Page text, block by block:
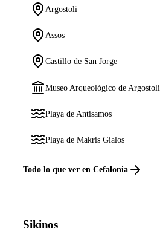
Argostoli
Assos
Castillo de San Jorge
Museo Arqueológico de Argostoli
Playa de Antisamos
Playa de Makris Gialos
Todo lo que ver en Cefalonia
Sikinos